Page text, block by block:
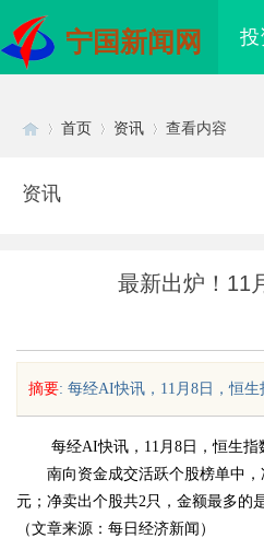
宁国新闻网 投
首页 资讯 查看内容
资讯
最新出炉！11
摘要: 每经AI快讯，11月8日，恒
每经AI快讯，11月8日，恒生指数
南向资金成交活跃个股榜单中，
元；净卖出个股共2只，金额最多的
（文章来源：每日经济新闻）
上海配眼镜